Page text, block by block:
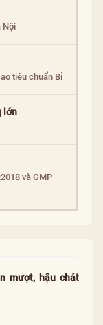
Nội
tiêu chuẩn Bỉ
lớn
và GMP
mượt, hậu chát